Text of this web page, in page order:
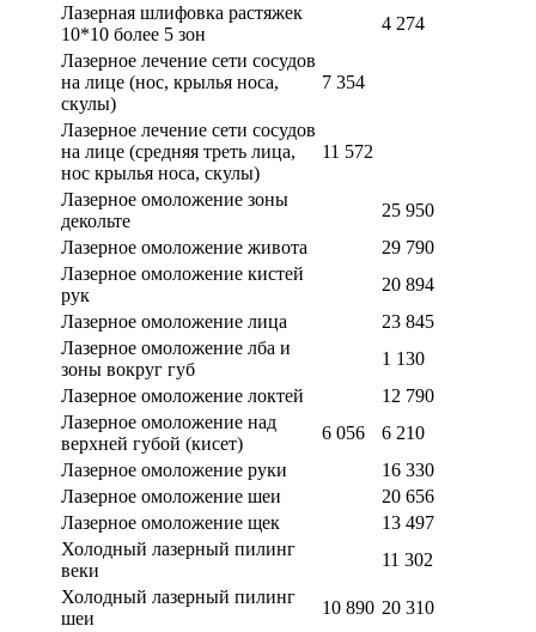
Лазерная шлифовка растяжек
10*10 более 5 зон
4 274
Лазерное лечение сети сосудов
на лице (нос, крылья носа,
скулы)
7 354
Лазерное лечение сети сосудов
на лице (средняя треть лица,
нос крылья носа, скулы)
11 572
Лазерное омоложение зоны
декольте
25 950
Лазерное омоложение живота
29 790
Лазерное омоложение кистей
рук
20 894
Лазерное омоложение лица
23 845
Лазерное омоложение лба и
зоны вокруг губ
1 130
Лазерное омоложение локтей
12 790
Лазерное омоложение над
верхней губой (кисет)
6 056
6 210
Лазерное омоложение руки
16 330
Лазерное омоложение шеи
20 656
Лазерное омоложение щек
13 497
Холодный лазерный пилинг
веки
11 302
Холодный лазерный пилинг
шеи
10 890 20 310